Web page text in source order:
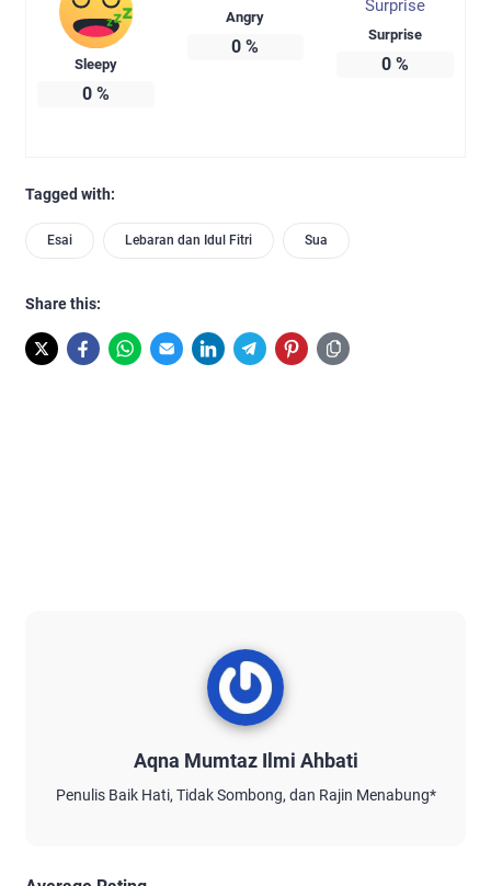
Sleepy
0%
Angry
0 %
Surprise
0 %
Tagged with:
Esai Lebaran dan Idul Fitri Sua
Share this:
Aqna Mumtaz Ilmi Ahbati
Penulis Baik Hati, Tidak Sombong, dan Rajin Menabung*